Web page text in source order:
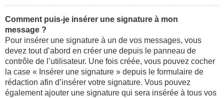
Comment puis-je insérer une signature à mon
message ?
Pour insérer une signature à un de vos messages, vous
devez tout d’abord en créer une depuis le panneau de
contrôle de l’utilisateur. Une fois créée, vous pouvez cocher
la case « Insérer une signature » depuis le formulaire de
rédaction afin d’insérer votre signature. Vous pouvez
également ajouter une signature qui sera insérée à tous vos